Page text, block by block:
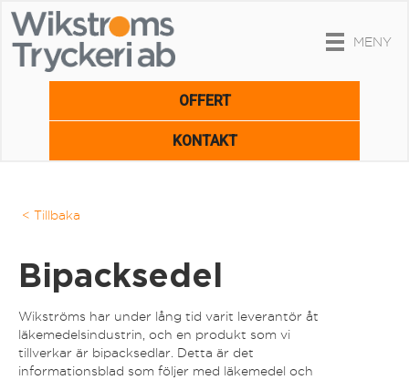
MENY
OFFERT
KONTAKT
< Tillbaka
Bipacksedel
Wikströms har under lång tid varit leverantör åt
läkemedelsindustrin, och en produkt som vi
tillverkar är bipacksedlar. Detta är det
informationsblad som följer med läkemedel och